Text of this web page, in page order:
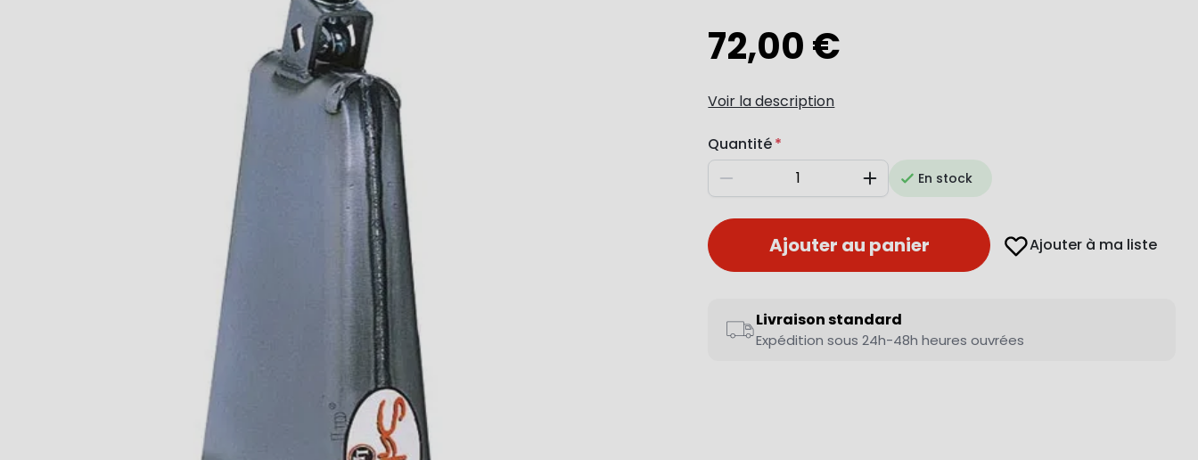
72,00 €
Voir la description
Quantité
Diminuer AugmenterEn stock
Ajouter au panier Ajouter à ma liste
Livraison standard
Expédition sous 24h-48h heures ouvrées